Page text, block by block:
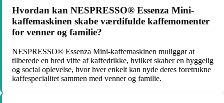
Hvordan kan NESPRESSO® Essenza Mini-
kaffemaskinen skabe værdifulde kaffemomenter
for venner og familie?
NESPRESSO® Essenza Mini-kaffemaskinen muliggør at
tilberede en bred vifte af kaffedrikke, hvilket skaber en hyggelig
og social oplevelse, hvor hver enkelt kan nyde deres foretrukne
kaffespecialitet sammen med venner og familie.